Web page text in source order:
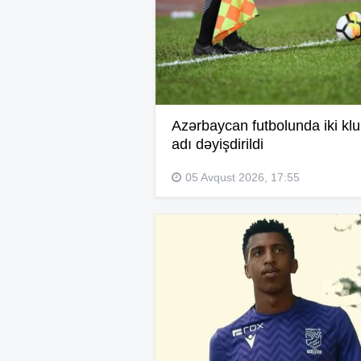
Azərbaycan futbolunda iki
adı dəyişdirildi
05 Avqust 2026, 17:55